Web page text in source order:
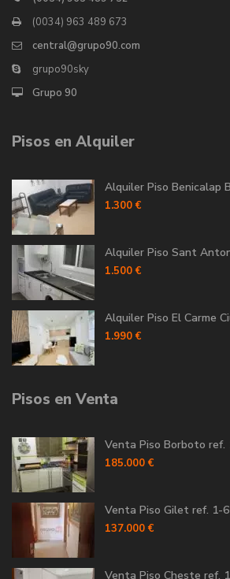
(0034) 963 489 673
central@grupo90.com
grupo90sky
Grupo 90
Pisos en Alquiler
Alquiler Piso Benicalap
1.300 €
Alquiler Piso Sant
1.500 €
Alquiler Piso El Carme
1.990 €
Pisos en Venta
Venta Piso Borboto ref.
185.000 €
Venta Piso Gilet ref. 1-
137.000 €
Venta Piso Cheste ref.